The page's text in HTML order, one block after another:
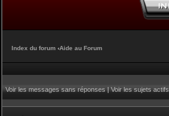
Index du forum ‹Aide au Forum
Voir les messages sans réponses|Voir les sujets actifs